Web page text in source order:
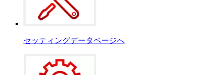
セッティングデータページへ